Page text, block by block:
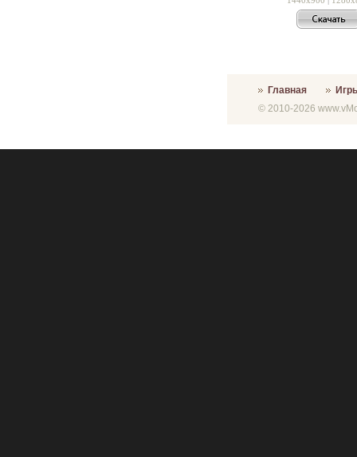
Главная
© 2010-2026